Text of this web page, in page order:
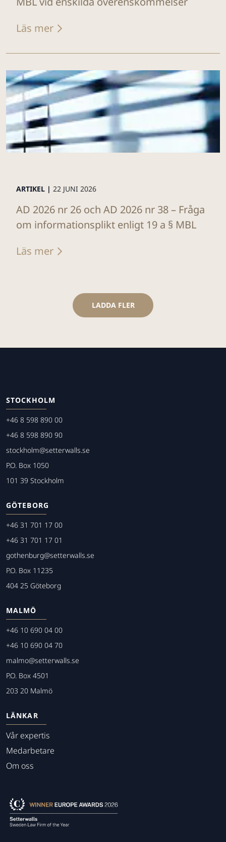
Läs mer
ARTIKEL | 22 JUNI 2026
AD 2026 nr 26 och AD 2026 nr 38 – Fråga
om informationsplikt enligt 19 a § MBL
Läs mer
LADDA FLER
STOCKHOLM
+46 8 598 890 00
+46 8 598 890 90
stockholm@setterwalls.se
P.O. Box 1050
101 39 Stockholm
GÖTEBORG
+46 31 701 17 00
+46 31 701 17 01
gothenburg@setterwalls.se
P.O. Box 11235
404 25 Göteborg
MALMÖ
+46 10 690 04 00
+46 10 690 04 70
malmo@setterwalls.se
P.O. Box 4501
203 20 Malmö
LÄNKAR
Vår expertis
Medarbetare
Om oss